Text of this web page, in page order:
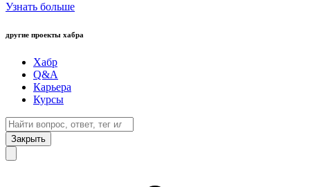
Узнать больше
другие проекты хабра
Хабр
Q&A
Карьера
Курсы
Закрыть